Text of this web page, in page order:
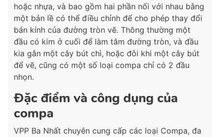
hoặc nhựa, và bao gồm hai phần nối với nhau bằng
một bản lề có thể điều chỉnh để cho phép thay đổi
bán kính của đường tròn vẽ. Thông thường một
đầu có kim ở cuối để làm tâm đường tròn, và đầu
kia gắn một cây bút chì, hoặc đôi khi một cây bút
để vẽ, cũng có một số loại compa chỉ có 2 đầu
nhọn.
Đặc điểm và công dụng của
compa
VPP Ba Nhất chuyên cung cấp các loại Compa, đa